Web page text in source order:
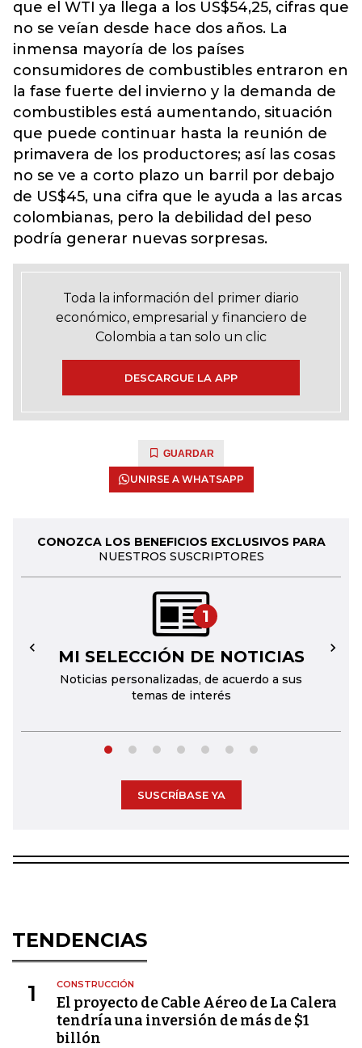
que el WTI ya llega a los US$54,25, cifras que
no se veían desde hace dos años. La
inmensa mayoría de los países
consumidores de combustibles entraron en
la fase fuerte del invierno y la demanda de
combustibles está aumentando, situación
que puede continuar hasta la reunión de
primavera de los productores; así las cosas
no se ve a corto plazo un barril por debajo
de US$45, una cifra que le ayuda a las arcas
colombianas, pero la debilidad del peso
podría generar nuevas sorpresas.
Toda la información del primer diario
económico, empresarial y financiero de
Colombia a tan solo un clic
DESCARGUE LA APP
GUARDAR
UNIRSE A WHATSAPP
CONOZCA LOS BENEFICIOS EXCLUSIVOS PARA
NUESTROS SUSCRIPTORES
1
MI SELECCIÓN DE NOTICIAS
Noticias personalizadas, de acuerdo a sus
temas de interés
← →
SUSCRÍBASE YA
TENDENCIAS
1 CONSTRUCCIÓN
El proyecto de Cable Aéreo de La Calera
tendría una inversión de más de $1
billón